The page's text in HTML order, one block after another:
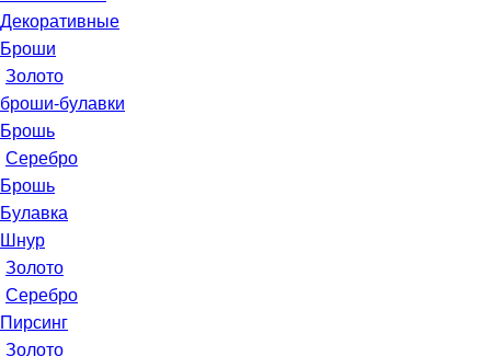
Декоративные
Броши
Золото
броши-булавки
Брошь
Серебро
Брошь
Булавка
Шнур
Золото
Серебро
Пирсинг
Золото